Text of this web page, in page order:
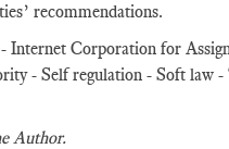
recommendations.
Internet Corporation for
- Self regulation - Soft law -
Author.